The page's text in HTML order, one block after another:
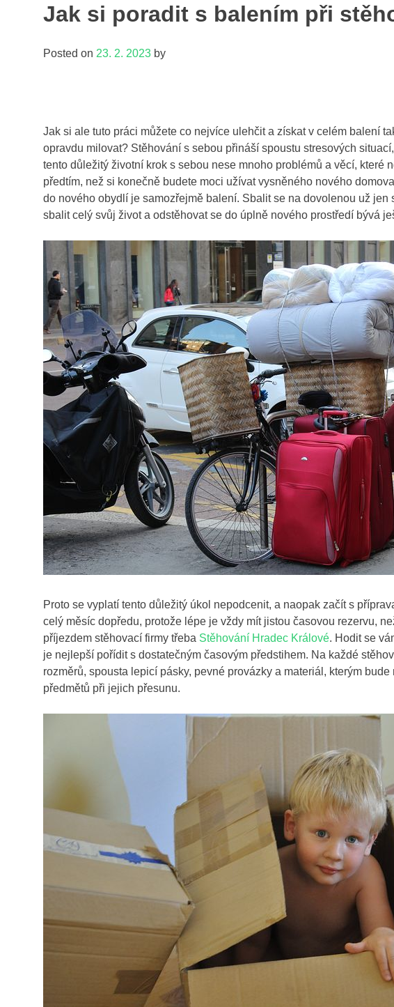
Jak si poradit s balením při
Posted on 23. 2. 2023 by
Jak si ale tuto práci můžete co nejvíce ulehčit a získat v celém balení
opravdu milovat? Stěhování s sebou přináší spoustu stresových
tento důležitý životní krok s sebou nese mnoho problémů a věcí, které
předtím, než si konečně budete moci užívat vysněného nového
do nového obydlí je samozřejmě balení. Sbalit se na dovolenou už
sbalit celý svůj život a odstěhovat se do úplně nového prostředí bývá
Proto se vyplatí tento důležitý úkol nepodcenit, a naopak začít s
celý měsíc dopředu, protože lépe je vždy mít jistou časovou rezervu,
příjezdem stěhovací firmy třeba Stěhování Hradec Králové. Hodit se
je nejlepší pořídit s dostatečným časovým předstihem. Na každé
rozměrů, spousta lepicí pásky, pevné provázky a materiál, kterým
předmětů při jejich přesunu.